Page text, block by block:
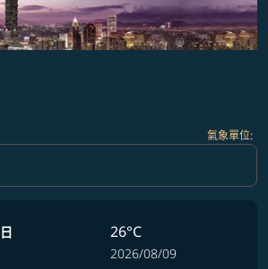
氣象單位:
攝氏 Selected
26°C
2026/08/09